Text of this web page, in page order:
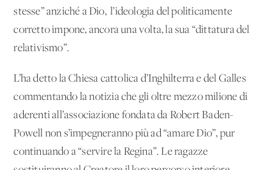
stesse” anziché a Dio, l’ideologia del politicamente
corretto impone, ancora una volta, la sua “dittatura del
relativismo”.
L’ha detto la Chiesa cattolica d’Inghilterra e del Galles
commentando la notizia che gli oltre mezzo milione di
aderenti all’associazione fondata da Robert Baden-
Powell non s’impegneranno più ad “amare Dio”, pur
continuando a “servire la Regina”. Le ragazze